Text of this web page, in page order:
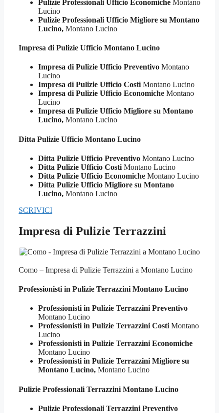
Pulizie Professionali Ufficio Economiche Montano
Lucino
Pulizie Professionali Ufficio Migliore su Montano
Lucino, Montano Lucino
Impresa di Pulizie Ufficio Montano Lucino
Impresa di Pulizie Ufficio Preventivo Montano
Lucino
Impresa di Pulizie Ufficio Costi Montano Lucino
Impresa di Pulizie Ufficio Economiche Montano
Lucino
Impresa di Pulizie Ufficio Migliore su Montano
Lucino, Montano Lucino
Ditta Pulizie Ufficio Montano Lucino
Ditta Pulizie Ufficio Preventivo Montano Lucino
Ditta Pulizie Ufficio Costi Montano Lucino
Ditta Pulizie Ufficio Economiche Montano Lucino
Ditta Pulizie Ufficio Migliore su Montano
Lucino, Montano Lucino
SCRIVICI
Impresa di Pulizie Terrazzini
Como – Impresa di Pulizie Terrazzini a Montano Lucino
Professionisti in Pulizie Terrazzini Montano Lucino
Professionisti in Pulizie Terrazzini Preventivo
Montano Lucino
Professionisti in Pulizie Terrazzini Costi Montano
Lucino
Professionisti in Pulizie Terrazzini Economiche
Montano Lucino
Professionisti in Pulizie Terrazzini Migliore su
Montano Lucino, Montano Lucino
Pulizie Professionali Terrazzini Montano Lucino
Pulizie Professionali Terrazzini Preventivo